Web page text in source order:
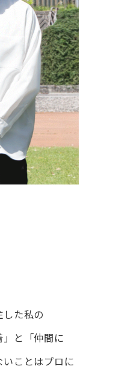
た​私の​
」と​「仲間に​
い​ことは​プロに​